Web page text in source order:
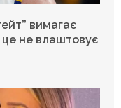
вимагає
це не влаштовує